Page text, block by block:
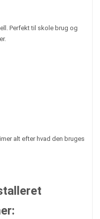
Perfekt til skole brug og
alt efter hvad den bruges